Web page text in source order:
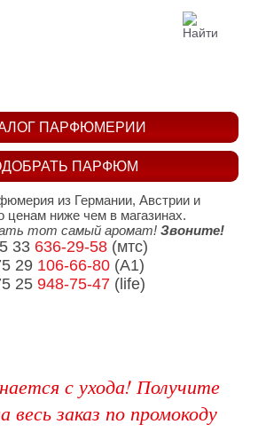
с ухода! Получите
весь заказ по промокоду
ПАРФЮМ
ПАРФЮМЕРИИ
из Германии, Австрии и
ценам ниже чем в магазинах.
тот самый аромат! Звоните!
33 636-29-58(мтс)
29 106-66-80 (A1)
25 948-75-47(life)